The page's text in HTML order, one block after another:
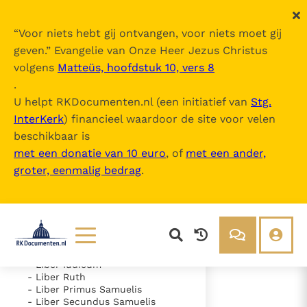
“Voor niets hebt gij ontvangen, voor niets moet gij
geven.” Evangelie van Onze Heer Jezus Christus
volgens Matteüs, hoofdstuk 10, vers 8
.
U helpt RKDocumenten.nl (een initiatief van Stg.
InterKerk) financieel waardoor de site voor velen
beschikbaar is
met een donatie van 10 euro, of met een ander,
groter, eenmalig bedrag.
Lezen
Documenten
Over ons
Nova Vulgata
Inhoudsopgave
uitklappen
- Vetus Testamentum
- Liber Exodus
- Liber Numeri
- Liber Deuteronomii
- Liber Iudicum
- Liber Ruth
- Liber Primus Samuelis
- Liber Secundus Samuelis
- Caput 33